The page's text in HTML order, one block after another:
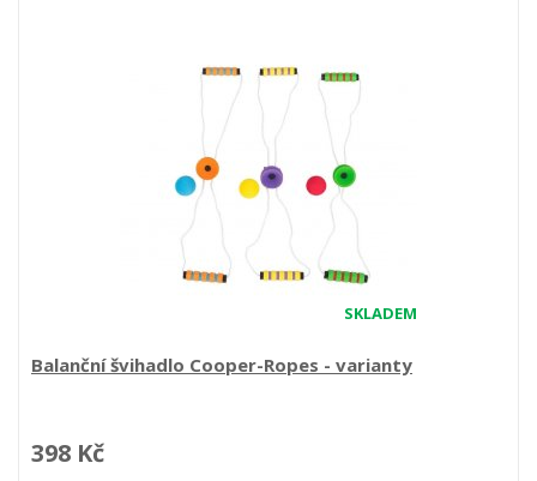
SKLADEM
Balanční švihadlo Cooper-Ropes - varianty
398 Kč